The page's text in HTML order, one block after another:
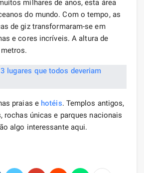
milhares de anos, esta área
do mundo. Com o tempo, as
de giz transformaram-se em
e cores incríveis. A altura de
praias e hotéis. Templos antigos,
rochas únicas e parques nacionais
algo interessante aqui.